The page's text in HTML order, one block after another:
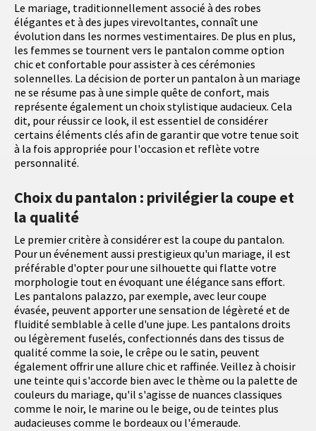
Le mariage, traditionnellement associé à des robes
élégantes et à des jupes virevoltantes, connaît une
évolution dans les normes vestimentaires. De plus en plus,
les femmes se tournent vers le pantalon comme option
chic et confortable pour assister à ces cérémonies
solennelles. La décision de porter un pantalon à un mariage
ne se résume pas à une simple quête de confort, mais
représente également un choix stylistique audacieux. Cela
dit, pour réussir ce look, il est essentiel de considérer
certains éléments clés afin de garantir que votre tenue soit
à la fois appropriée pour l'occasion et reflète votre
personnalité.
Choix du pantalon : privilégier la coupe et
la qualité
Le premier critère à considérer est la coupe du pantalon.
Pour un événement aussi prestigieux qu'un mariage, il est
préférable d'opter pour une silhouette qui flatte votre
morphologie tout en évoquant une élégance sans effort.
Les pantalons palazzo, par exemple, avec leur coupe
évasée, peuvent apporter une sensation de légèreté et de
fluidité semblable à celle d'une jupe. Les pantalons droits
ou légèrement fuselés, confectionnés dans des tissus de
qualité comme la soie, le crêpe ou le satin, peuvent
également offrir une allure chic et raffinée. Veillez à choisir
une teinte qui s'accorde bien avec le thème ou la palette de
couleurs du mariage, qu'il s'agisse de nuances classiques
comme le noir, le marine ou le beige, ou de teintes plus
audacieuses comme le bordeaux ou l'émeraude.